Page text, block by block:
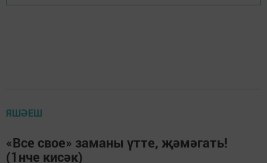
ЯШӘЕШ
«Все свое» заманы үтте, җәмәгать!
(1нче кисәк)